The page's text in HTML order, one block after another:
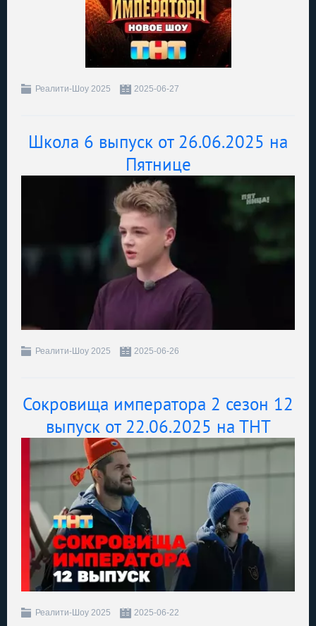
Реалити-Шоу 2025 2025-06-27
Школа 6 выпуск от 26.06.2025 на
Пятнице
Реалити-Шоу 2025 2025-06-26
Сокровища императора 2 сезон 12
выпуск от 22.06.2025 на ТНТ
Реалити-Шоу 2025 2025-06-22